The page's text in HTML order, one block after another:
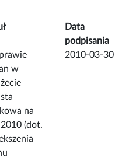
Data
podpisania
w
na
(dot.
2010-03-30